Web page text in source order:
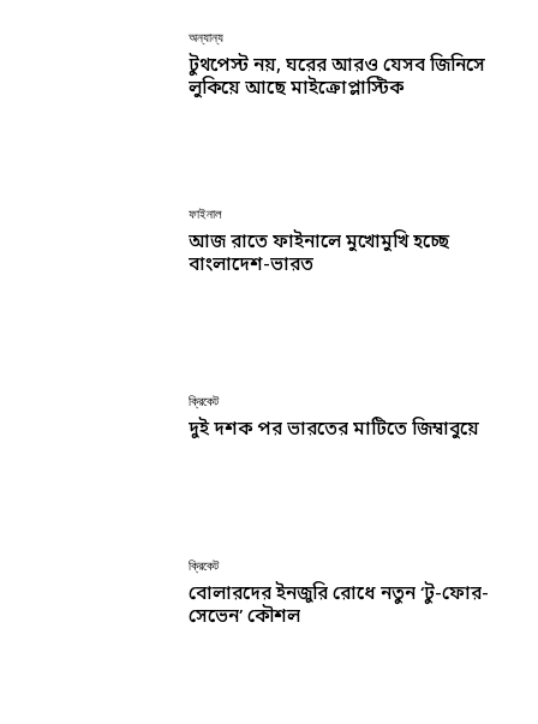
অন্যান্য
টুথপেস্ট নয়, ঘরের আরও যেসব জিনিসে
লুকিয়ে আছে মাইক্রোপ্লাস্টিক
ফাইনাল
আজ রাতে ফাইনালে মুখোমুখি হচ্ছে
বাংলাদেশ-ভারত
ক্রিকেট
দুই দশক পর ভারতের মাটিতে জিম্বাবুয়ে
ক্রিকেট
বোলারদের ইনজুরি রোধে নতুন ‘টু-ফোর-
সেভেন’ কৌশল